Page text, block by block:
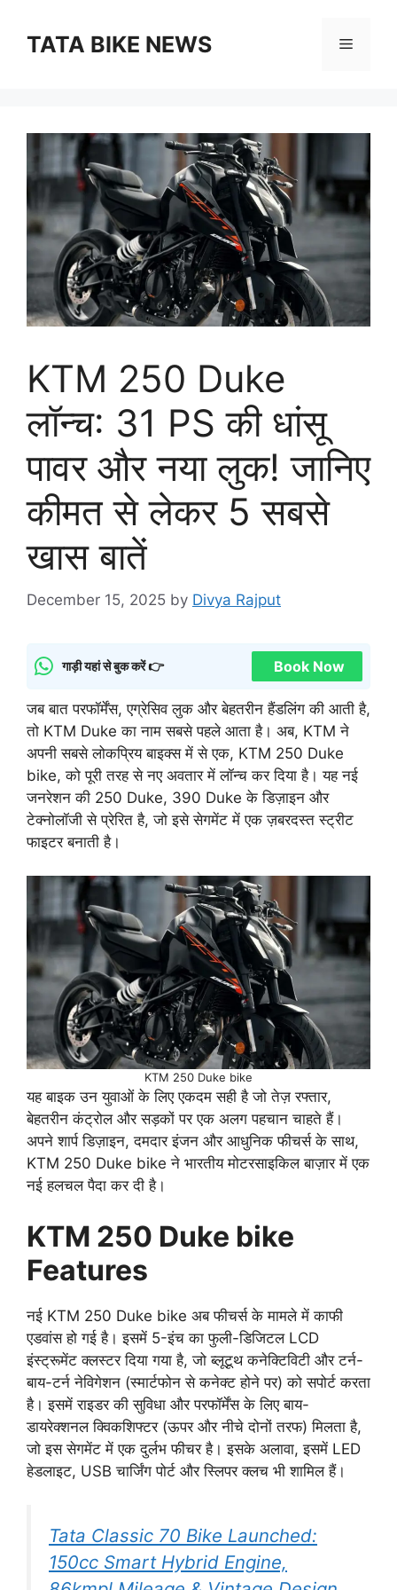
contentTATA BIKE NEWS Menu
KTM 250 Duke
लॉन्च: 31 PS की धांसू
पावर और नया लुक! जानिए
कीमत से लेकर 5 सबसे
खास बातें
December 15, 2025 by Divya Rajput
गाड़ी यहां से बुक करें 👉 Book Now
जब बात परफॉर्मेंस, एग्रेसिव लुक और बेहतरीन हैंडलिंग की आती है,
तो KTM Duke का नाम सबसे पहले आता है। अब, KTM ने
अपनी सबसे लोकप्रिय बाइक्स में से एक, KTM 250 Duke
bike, को पूरी तरह से नए अवतार में लॉन्च कर दिया है। यह नई
जनरेशन की 250 Duke, 390 Duke के डिज़ाइन और
टेक्नोलॉजी से प्रेरित है, जो इसे सेगमेंट में एक ज़बरदस्त स्ट्रीट
फाइटर बनाती है।
KTM 250 Duke bike
यह बाइक उन युवाओं के लिए एकदम सही है जो तेज़ रफ्तार,
बेहतरीन कंट्रोल और सड़कों पर एक अलग पहचान चाहते हैं।
अपने शार्प डिज़ाइन, दमदार इंजन और आधुनिक फीचर्स के साथ,
KTM 250 Duke bike ने भारतीय मोटरसाइकिल बाज़ार में एक
नई हलचल पैदा कर दी है।
KTM 250 Duke bike
Features
नई KTM 250 Duke bike अब फीचर्स के मामले में काफी
एडवांस हो गई है। इसमें 5-इंच का फुली-डिजिटल LCD
इंस्ट्रूमेंट क्लस्टर दिया गया है, जो ब्लूटूथ कनेक्टिविटी और टर्न-
बाय-टर्न नेविगेशन (स्मार्टफोन से कनेक्ट होने पर) को सपोर्ट करता
है। इसमें राइडर की सुविधा और परफॉर्मेंस के लिए बाय-
डायरेक्शनल क्विकशिफ्टर (ऊपर और नीचे दोनों तरफ) मिलता है,
जो इस सेगमेंट में एक दुर्लभ फीचर है। इसके अलावा, इसमें LED
हेडलाइट, USB चार्जिंग पोर्ट और स्लिपर क्लच भी शामिल हैं।
Tata Classic 70 Bike Launched:
150cc Smart Hybrid Engine,